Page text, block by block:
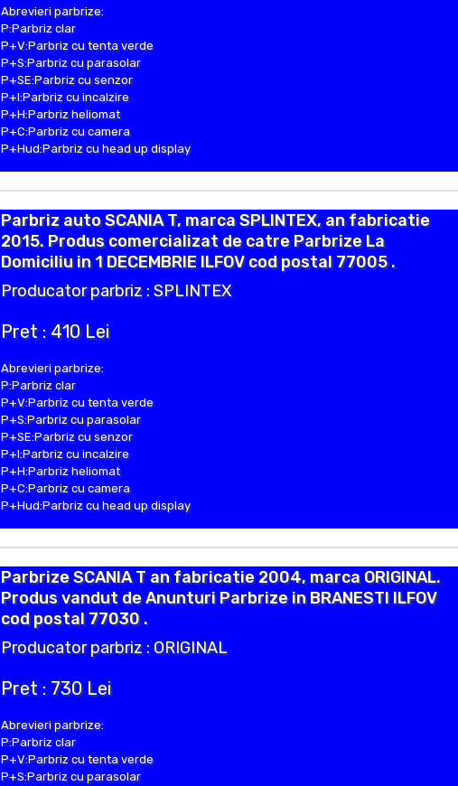
Abrevieri parbrize:
P:Parbriz clar
P+V:Parbriz cu tenta verde
P+S:Parbriz cu parasolar
P+SE:Parbriz cu senzor
P+I:Parbriz cu incalzire
P+H:Parbriz heliomat
P+C:Parbriz cu camera
P+Hud:Parbriz cu head up display
Parbriz auto SCANIA T, marca SPLINTEX, an fabricatie
2015. Produs comercializat de catre Parbrize La
Domiciliu in 1 DECEMBRIE ILFOV cod postal 77005 .
Producator parbriz : SPLINTEX
Pret : 410 Lei
Abrevieri parbrize:
P:Parbriz clar
P+V:Parbriz cu tenta verde
P+S:Parbriz cu parasolar
P+SE:Parbriz cu senzor
P+I:Parbriz cu incalzire
P+H:Parbriz heliomat
P+C:Parbriz cu camera
P+Hud:Parbriz cu head up display
Parbrize SCANIA T an fabricatie 2004, marca ORIGINAL.
Produs vandut de Anunturi Parbrize in BRANESTI ILFOV
cod postal 77030 .
Producator parbriz : ORIGINAL
Pret : 730 Lei
Abrevieri parbrize:
P:Parbriz clar
P+V:Parbriz cu tenta verde
P+S:Parbriz cu parasolar